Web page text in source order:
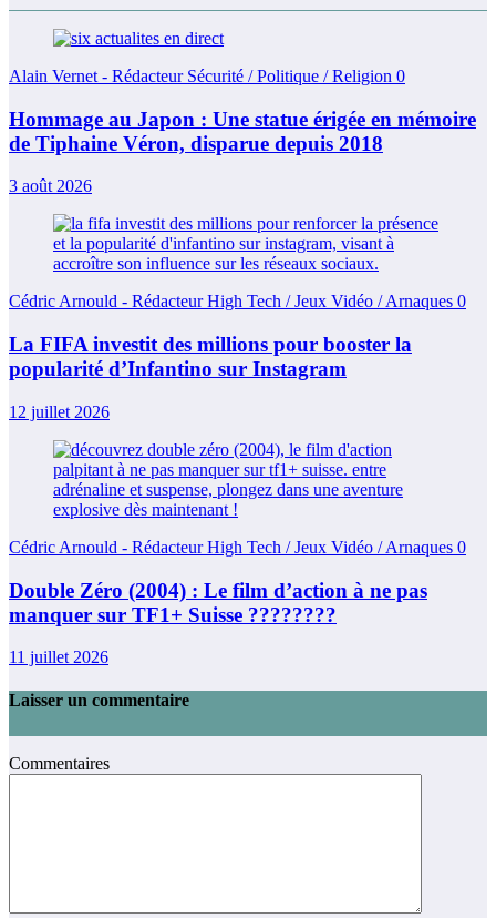
Alain Vernet - Rédacteur Sécurité / Politique / Religion 0
Hommage au Japon : Une statue érigée en mémoire
de Tiphaine Véron, disparue depuis 2018
3 août 2026
Cédric Arnould - Rédacteur High Tech / Jeux Vidéo / Arnaques 0
La FIFA investit des millions pour booster la
popularité d’Infantino sur Instagram
12 juillet 2026
Cédric Arnould - Rédacteur High Tech / Jeux Vidéo / Arnaques 0
Double Zéro (2004) : Le film d’action à ne pas
manquer sur TF1+ Suisse ????????
11 juillet 2026
Laisser un commentaire
Commentaires